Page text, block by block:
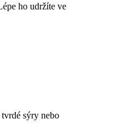
ho udržíte ve
sýry nebo